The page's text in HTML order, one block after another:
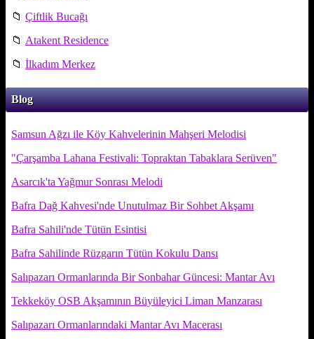
📁 Çiftlik Bucağı
📁 Atakent Residence
📁 İlkadım Merkez
Blog
Samsun Ağzı ile Köy Kahvelerinin Mahşeri Melodisi
"Çarşamba Lahana Festivali: Topraktan Tabaklara Serüven"
Asarcık'ta Yağmur Sonrası Melodi
Bafra Dağ Kahvesi'nde Unutulmaz Bir Sohbet Akşamı
Bafra Sahili'nde Tütün Esintisi
Bafra Sahilinde Rüzgarın Tütün Kokulu Dansı
Salıpazarı Ormanlarında Bir Sonbahar Güncesi: Mantar Avı
Tekkeköy OSB Akşamının Büyüleyici Liman Manzarası
Salıpazarı Ormanlarındaki Mantar Avı Macerası